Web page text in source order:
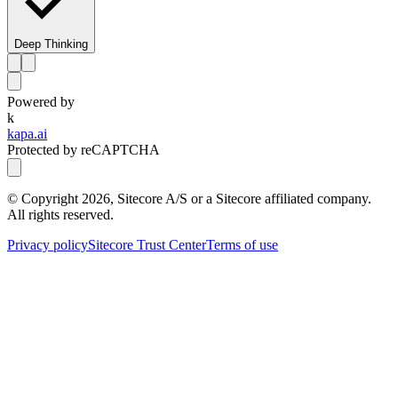
Deep Thinking
Powered by
k
kapa.ai
Protected by reCAPTCHA
© Copyright 2026, Sitecore A/S or a Sitecore affiliated company.
All rights reserved.
Privacy policySitecore Trust CenterTerms of use